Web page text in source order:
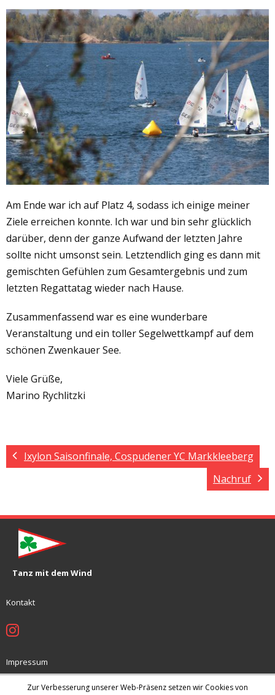
Am Ende war ich auf Platz 4, sodass ich einige meiner
Ziele erreichen konnte. Ich war und bin sehr glücklich
darüber, denn der ganze Aufwand der letzten Jahre
sollte nicht umsonst sein. Letztendlich ging es dann mit
gemischten Gefühlen zum Gesamtergebnis und zum
letzten Regattatag wieder nach Hause.
Zusammenfassend war es eine wunderbare
Veranstaltung und ein toller Segelwettkampf auf dem
schönen Zwenkauer See.
Viele Grüße,
Marino Rychlitzki
Ixylon Saisonfinale, Cospudener YC Markkleeberg
Nachruf
Tanz mit dem Wind
Kontakt
Impressum
Jugendschutzkonzept
Zur Verbesserung unserer Web-Präsenz setzen wir Cookies von